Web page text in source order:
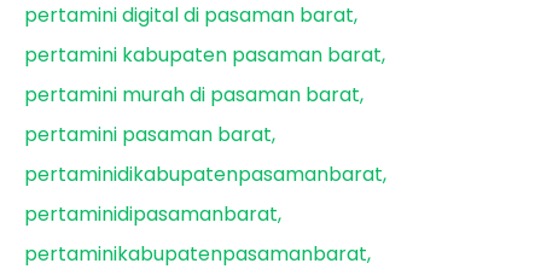
pertamini digital di pasaman barat
pertamini kabupaten pasaman barat
pertamini murah di pasaman barat
pertamini pasaman barat
pertaminidikabupatenpasamanbarat
pertaminidipasamanbarat
pertaminikabupatenpasamanbarat